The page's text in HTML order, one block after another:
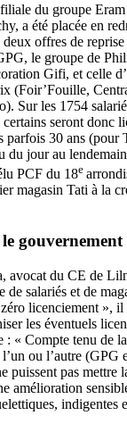
du groupe
a été placée en
offres de reprise
le groupe de
Gifi, et celle
(Foir’Fouille,
Sur les 1754
certains seront donc
parfois 30 ans (pour
du jour au
PCF du 18e
magasin Tati à la
gouvernement
avocat du CE de
de salariés et de
licenciement », il
les éventuels
: « Compte tenu de
ou l’autre (GPG
puissent pas mettre
amélioration
indigentes